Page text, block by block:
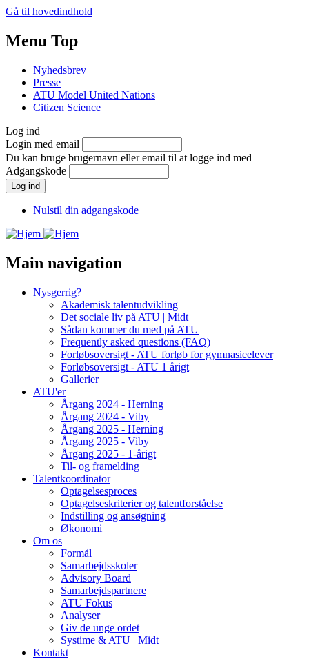
Gå til hovedindhold
Menu Top
Nyhedsbrev
Presse
ATU Model United Nations
Citizen Science
Log ind
Login med email
Du kan bruge brugernavn eller email til at logge ind med
Adgangskode
Nulstil din adgangskode
Main navigation
Nysgerrig?
Akademisk talentudvikling
Det sociale liv på ATU | Midt
Sådan kommer du med på ATU
Frequently asked questions (FAQ)
Forløbsoversigt - ATU forløb for gymnasieelever
Forløbsoversigt - ATU 1 årigt
Gallerier
ATU'er
Årgang 2024 - Herning
Årgang 2024 - Viby
Årgang 2025 - Herning
Årgang 2025 - Viby
Årgang 2025 - 1-årigt
Til- og framelding
Talentkoordinator
Optagelsesproces
Optagelseskriterier og talentforståelse
Indstilling og ansøgning
Økonomi
Om os
Formål
Samarbejdsskoler
Advisory Board
Samarbejdspartnere
ATU Fokus
Analyser
Giv de unge ordet
Systime & ATU | Midt
Kontakt